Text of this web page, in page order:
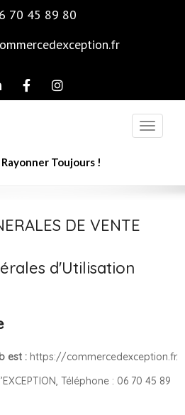
70 45 89 80
Toujours !
DE VENTE
d'Utilisation
est : https://commercedexception.fr.
Téléphone : 06 70 45 89